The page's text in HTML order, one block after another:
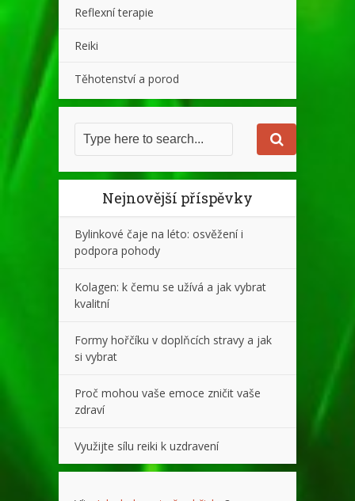
Reflexní terapie
Reiki
Těhotenství a porod
Nejnovější příspěvky
Bylinkové čaje na léto: osvěžení i
podpora pohody
Kolagen: k čemu se užívá a jak vybrat
kvalitní
Formy hořčíku v doplňcích stravy a jak
si vybrat
Proč mohou vaše emoce zničit vaše
zdraví
Využijte sílu reiki k uzdravení